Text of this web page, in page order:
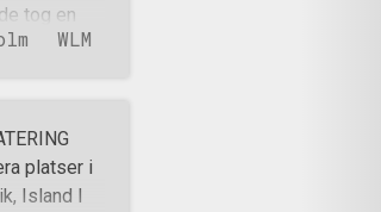
tog en
med
WLM
platser i
Island I